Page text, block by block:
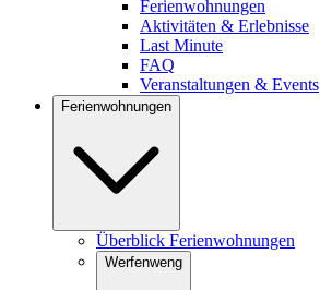
Ferienwohnungen
Aktivitäten & Erlebnisse
Last Minute
FAQ
Veranstaltungen & Events
Ferienwohnungen
Überblick Ferienwohnungen
Werfenweng